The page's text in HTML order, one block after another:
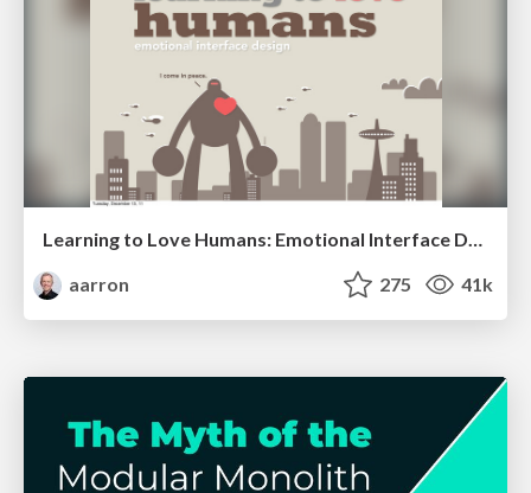
Learning to Love Humans: Emotional Interface Design
aarron
275 41k